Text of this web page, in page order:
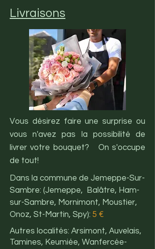
Livraisons
Vous désirez faire une surprise ou
vous n'avez pas la possibilité de
livrer votre bouquet? On s'occupe
de tout!
Dans la commune de Jemeppe-Sur-
Sambre: (Jemeppe, Balâtre, Ham-
sur-Sambre, Mornimont, Moustier,
Onoz, St-Martin, Spy): 5 €
Autres localités: Arsimont, Auvelais,
Tamines, Keumiée, Wanfercée-